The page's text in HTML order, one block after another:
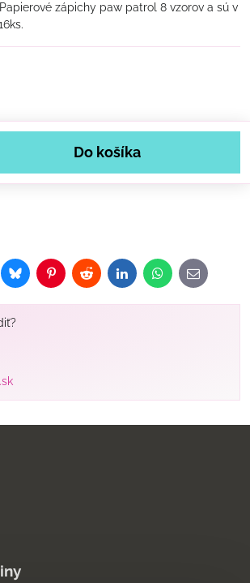
zápichy paw patrol 8 vzorov a sú v
Do košíka
BlueskyPinterestRedditLinkedInWhatsApp
E-
mail